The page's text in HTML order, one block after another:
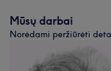
Mūsų darbai
Norėdami peržiūrėti